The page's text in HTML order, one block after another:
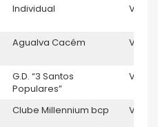
Individual V5
Agualva Cacém V5
G.D. “3 Santos
Populares”
V5
Clube Millennium bcp V5